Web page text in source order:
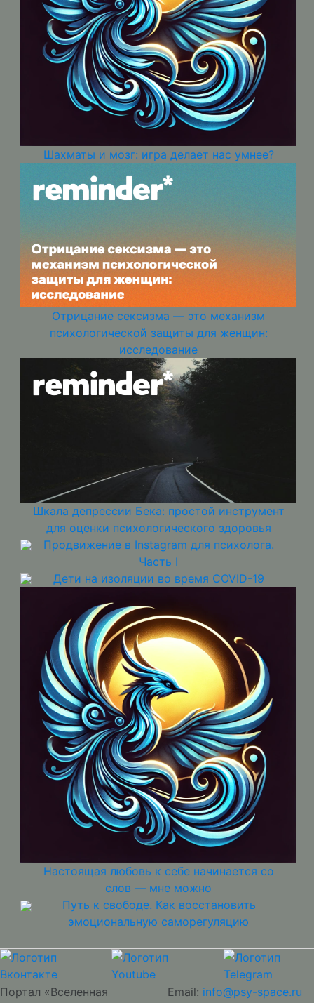
Шахматы и мозг: игра делает нас умнее?
Отрицание сексизма — это механизм
психологической защиты для женщин:
исследование
Шкала депрессии Бека: простой инструмент
для оценки психологического здоровья
Продвижение в Instagram для психолога.
Часть I
Дети на изоляции во время COVID-19
Настоящая любовь к себе начинается со
слов — мне можно
Путь к свободе. Как восстановить
эмоциональную саморегуляцию
Портал «Вселенная
Email: info@psy-space.ru